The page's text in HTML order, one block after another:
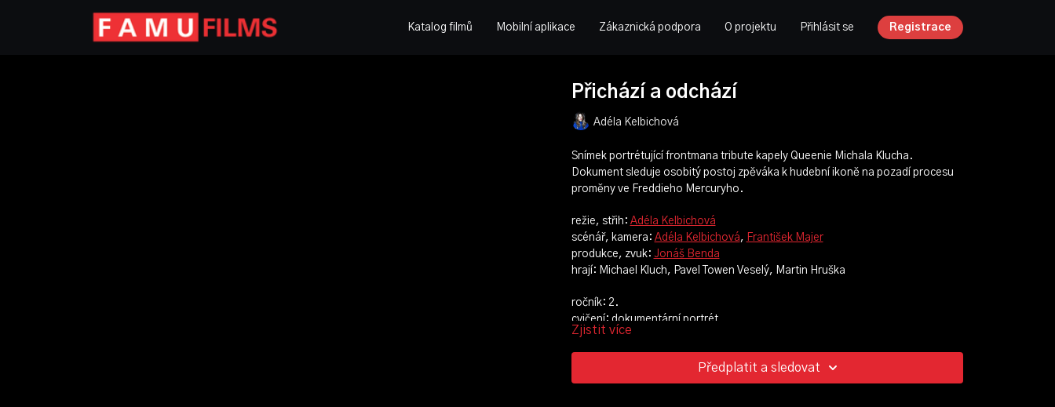
Katalog filmů Mobilní aplikace Zákaznická podpora O projektu Přihlásit se Registrace
Přichází a odchází
Adéla Kelbichová
Snímek portrétující frontmana tribute kapely Queenie Michala Klucha.
Dokument sleduje osobitý postoj zpěváka k hudební ikoně na pozadí procesu
proměny ve Freddieho Mercuryho.
režie, střih: Adéla Kelbichová
scénář, kamera: Adéla Kelbichová, František Majer
produkce, zvuk: Jonáš Benda
hrají: Michael Kluch, Pavel Towen Veselý, Martin Hruška
ročník: 2.
cvičení: dokumentární portrét
rok výroby: 2024
Zjistit více
Předplatit a sledovat